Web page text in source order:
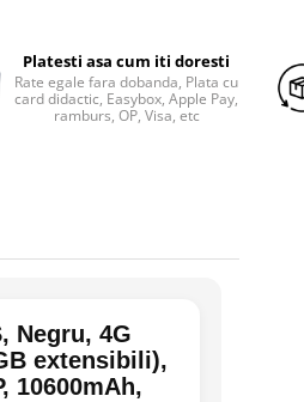
Platesti asa cum iti doresti
Rate egale fara dobanda, Plata cu
card didactic, Easybox, Apple Pay,
ramburs, OP, Visa, etc
Negru, 4G
extensibili),
10600mAh,